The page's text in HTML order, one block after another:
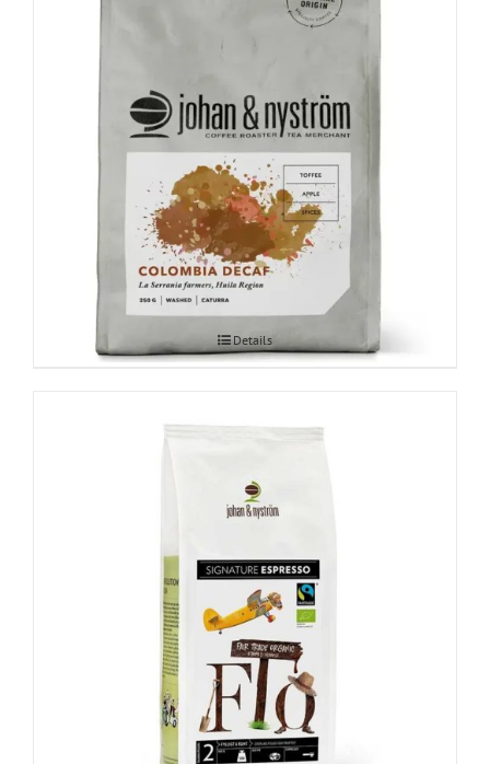
Columbia Decaffeinato 250g
Details
Johan & Nyström FTO Espresso 500g